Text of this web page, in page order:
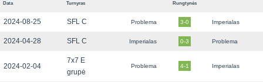
Data Turnyras Rungtynės
2024-08-25 SFL C Problema 3-0 Imperialas
2024-04-28 SFL C Imperialas 0-3 Problema
2024-02-04
7x7 E
grupė
Problema 4-1 Imperialas